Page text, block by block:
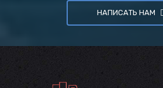
НАПИСАТЬ НАМ